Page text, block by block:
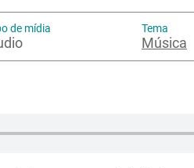
de mídia Tema
Música